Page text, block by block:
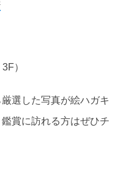
）
選した写真が絵ハガキ
賞に訪れる方はぜひチ